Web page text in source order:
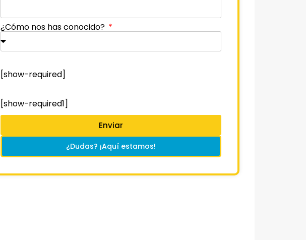
¿Cómo nos has conocido?
[show-required]
[show-required1]
Enviar
¿Dudas? ¡Aquí estamos!